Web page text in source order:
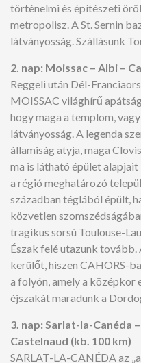
történelmi és építészeti
metropolisz. A St. Sernin
látványosság. Szállásunk
2. nap: Moissac – Albi –
Reggeli után Dél-
MOISSAC világhírű
hogy maga a templom,
látványosság. A legenda
államiság atyja, maga
ma is látható épület
a régió meghatározó
században téglából épült,
közvetlen
tragikus sorsú Toulouse-
Észak felé utazunk
kerülőt, hiszen CAHORS-
a folyón, amely a középkor
éjszakát maradunk a
3. nap: Sarlat-la-Canéda
Castelnaud (kb. 100 km)
SARLAT-LA-CANÉDA az